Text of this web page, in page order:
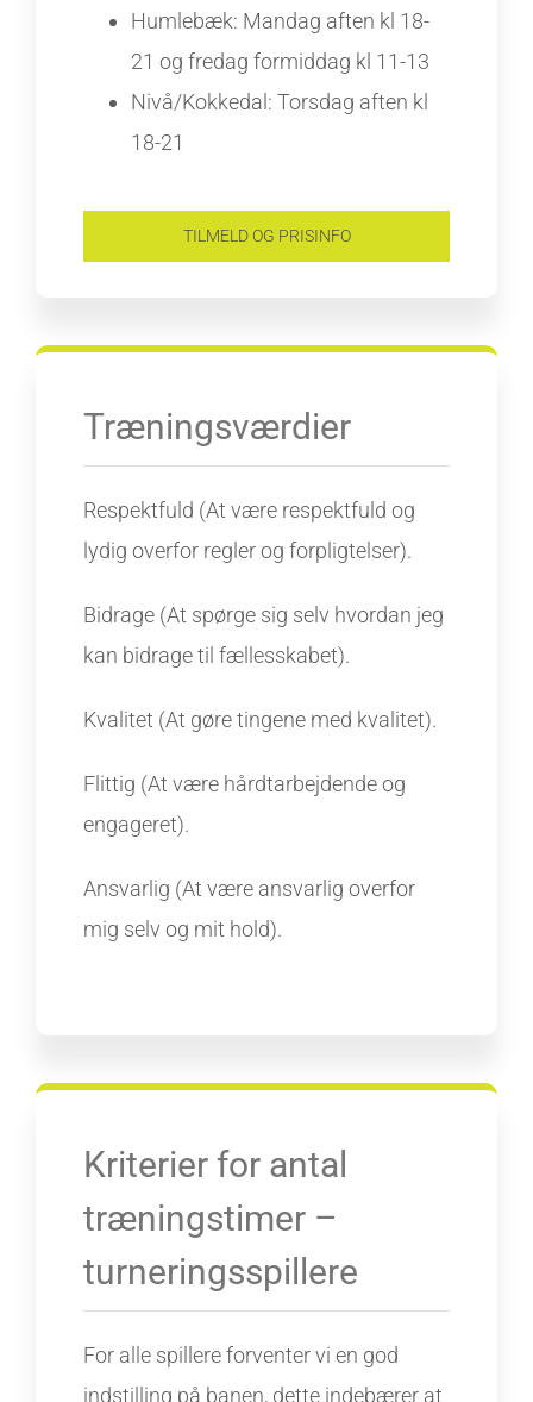
Humlebæk: Mandag aften kl 18-
21 og fredag formiddag kl 11-13
Nivå/Kokkedal: Torsdag aften kl
18-21
TILMELD OG PRISINFO
Træningsværdier
Respektfuld (At være respektfuld og
lydig overfor regler og forpligtelser).
Bidrage (At spørge sig selv hvordan jeg
kan bidrage til fællesskabet).
Kvalitet (At gøre tingene med kvalitet).
Flittig (At være hårdtarbejdende og
engageret).
Ansvarlig (At være ansvarlig overfor
mig selv og mit hold).
Kriterier for antal
træningstimer –
turneringsspillere
For alle spillere forventer vi en god
indstilling på banen, dette indebærer at